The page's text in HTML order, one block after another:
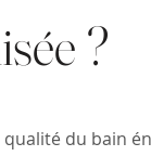
?
du bain